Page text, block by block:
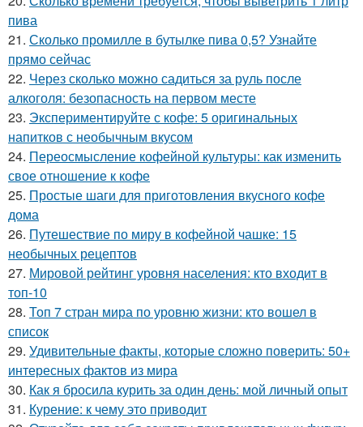
пива
21. Сколько промилле в бутылке пива 0,5? Узнайте
прямо сейчас
22. Через сколько можно садиться за руль после
алкоголя: безопасность на первом месте
23. Экспериментируйте с кофе: 5 оригинальных
напитков с необычным вкусом
24. Переосмысление кофейной культуры: как изменить
свое отношение к кофе
25. Простые шаги для приготовления вкусного кофе
дома
26. Путешествие по миру в кофейной чашке: 15
необычных рецептов
27. Мировой рейтинг уровня населения: кто входит в
топ-10
28. Топ 7 стран мира по уровню жизни: кто вошел в
список
29. Удивительные факты, которые сложно поверить: 50+
интересных фактов из мира
30. Как я бросила курить за один день: мой личный опыт
31. Курение: к чему это приводит